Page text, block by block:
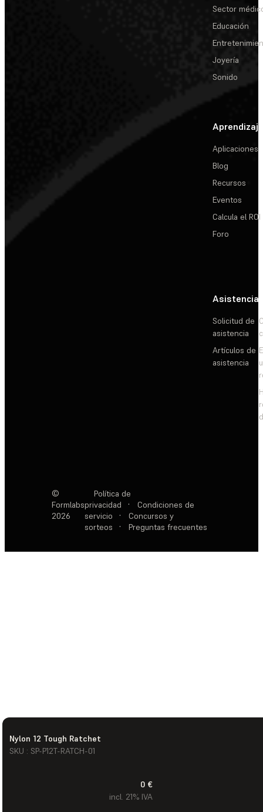
Nylon 12 Tough Ratchet
SKU : SP-P12T-RATCH-01
0 €
incl. 21% IVA
Sector
Educación
Joyería
Sonido
Aprendizaje
Aplicaciones
Blog
Recursos
Eventos
Calcula el ROI
Foro
Asistencia
Solicitud de
asistencia
Artículos de
asistencia
©
Formlabs
2026
Política de
privacidad
·
Condiciones de
servicio
·
Concursos y
sorteos
· Preguntas frecuentes